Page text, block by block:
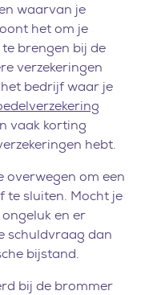
waarvan je
het om je
brengen bij de
verzekeringen
bedrijf waar je
vaak korting
hebt.
overwegen om een
te sluiten. Mocht je
en er
schuldvraag dan
bijstand.
bij de brommer